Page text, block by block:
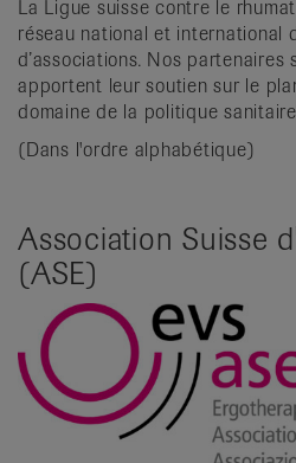
La Ligue suisse contre le
réseau national et international
d’associations. Nos partenaires
apportent leur soutien sur le
domaine de la politique
(Dans l'ordre alphabétique)
Association Suisse
(ASE)